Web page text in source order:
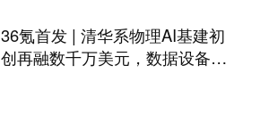
36氪首发 | 清华系物理AI基建初
创再融数千万美元，数据设备进